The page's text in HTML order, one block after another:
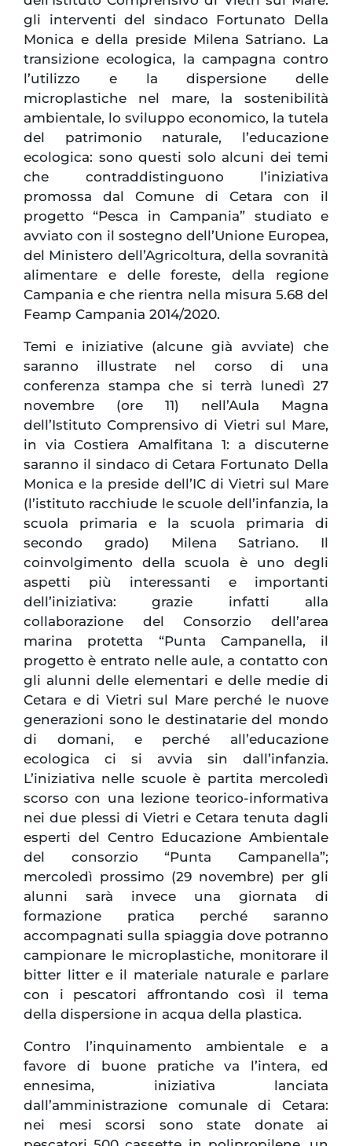
gli interventi del sindaco Fortunato Della
Monica e della preside Milena Satriano. La
transizione ecologica, la campagna contro
l’utilizzo e la dispersione delle
microplastiche nel mare, la sostenibilità
ambientale, lo sviluppo economico, la tutela
del patrimonio naturale, l’educazione
ecologica: sono questi solo alcuni dei temi
che contraddistinguono l’iniziativa
promossa dal Comune di Cetara con il
progetto “Pesca in Campania” studiato e
avviato con il sostegno dell’Unione Europea,
del Ministero dell’Agricoltura, della sovranità
alimentare e delle foreste, della regione
Campania e che rientra nella misura 5.68 del
Feamp Campania 2014/2020.
Temi e iniziative (alcune già avviate) che
saranno illustrate nel corso di una
conferenza stampa che si terrà lunedì 27
novembre (ore 11) nell’Aula Magna
dell’Istituto Comprensivo di Vietri sul Mare,
in via Costiera Amalfitana 1: a discuterne
saranno il sindaco di Cetara Fortunato Della
Monica e la preside dell’IC di Vietri sul Mare
(l’istituto racchiude le scuole dell’infanzia, la
scuola primaria e la scuola primaria di
secondo grado) Milena Satriano. Il
coinvolgimento della scuola è uno degli
aspetti più interessanti e importanti
dell’iniziativa: grazie infatti alla
collaborazione del Consorzio dell’area
marina protetta “Punta Campanella, il
progetto è entrato nelle aule, a contatto con
gli alunni delle elementari e delle medie di
Cetara e di Vietri sul Mare perché le nuove
generazioni sono le destinatarie del mondo
di domani, e perché all’educazione
ecologica ci si avvia sin dall’infanzia.
L’iniziativa nelle scuole è partita mercoledì
scorso con una lezione teorico-informativa
nei due plessi di Vietri e Cetara tenuta dagli
esperti del Centro Educazione Ambientale
del consorzio “Punta Campanella”;
mercoledì prossimo (29 novembre) per gli
alunni sarà invece una giornata di
formazione pratica perché saranno
accompagnati sulla spiaggia dove potranno
campionare le microplastiche, monitorare il
bitter litter e il materiale naturale e parlare
con i pescatori affrontando così il tema
della dispersione in acqua della plastica.
Contro l’inquinamento ambientale e a
favore di buone pratiche va l’intera, ed
ennesima, iniziativa lanciata
dall’amministrazione comunale di Cetara:
nei mesi scorsi sono state donate ai